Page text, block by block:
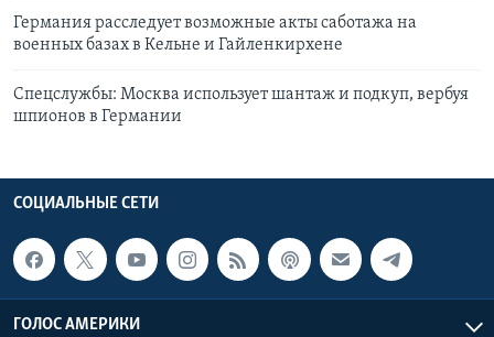
Германия расследует возможные акты саботажа на
военных базах в Кельне и Гайленкирхене
Спецслужбы: Москва использует шантаж и подкуп, вербуя
шпионов в Германии
СОЦИАЛЬНЫЕ СЕТИ
ГОЛОС АМЕРИКИ